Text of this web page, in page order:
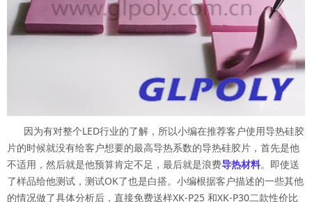
因为有对整个LED行业的了解，所以小编在推荐客户使用导热硅胶
片的时候就没有给客户想要的最高导热系数的导热硅胶片，首先是他
不适用，然后就是他预算肯定不足，最后就是浪费导热材料。即使送
了样品给他测试，测试OK了也是白搭。小编根据客户描述的一些其他
的情况做了具体分析后，直接免费送样XK-P25 和XK-P30二款性价比